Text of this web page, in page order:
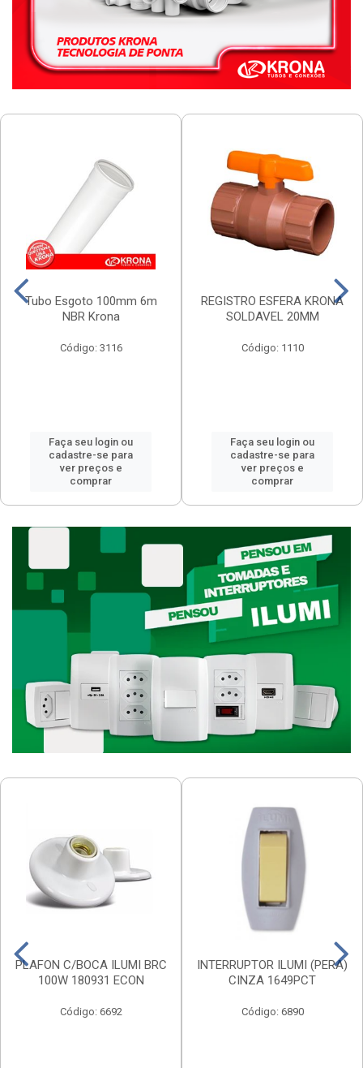
Tubo Esgoto 100mm 6m
NBR Krona
Código: 3116
Faça seu login ou
cadastre-se para
ver preços e
comprar
REGISTRO ESFERA KRONA
SOLDAVEL 20MM
Código: 1110
Faça seu login ou
cadastre-se para
ver preços e
comprar
PLAFON C/BOCA ILUMI BRC
100W 180931 ECON
Código: 6692
INTERRUPTOR ILUMI (PERA)
CINZA 1649PCT
Código: 6890